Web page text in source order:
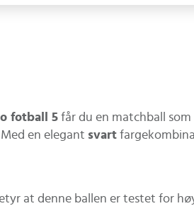
fotball 5 får du en matchball
en elegant svart
at denne ballen er testet for